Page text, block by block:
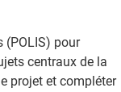
(POLIS) pour
centraux de la
projet et compléter